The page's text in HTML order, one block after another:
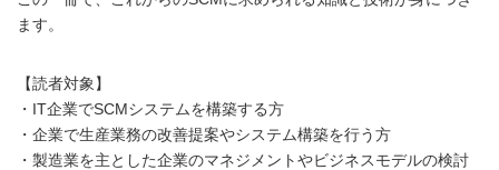
ます。
【読者対象】
・IT企業でSCMシステムを構築する方
・企業で生産業務の改善提案やシステム構築を行う方
・製造業を主とした企業のマネジメントやビジネスモデルの検討